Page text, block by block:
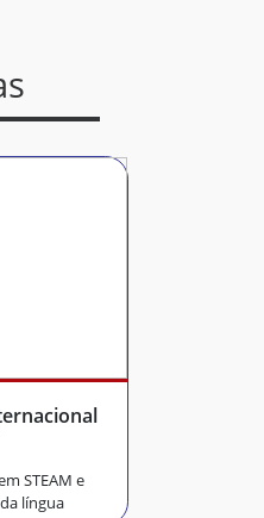
STEAM e
língua